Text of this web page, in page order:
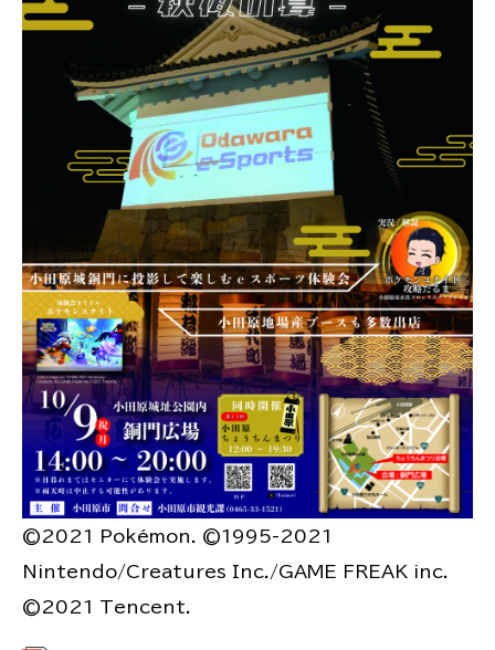
©2021 Pokémon. ©1995-2021
Nintendo/Creatures Inc./GAME FREAK inc.
©2021 Tencent.